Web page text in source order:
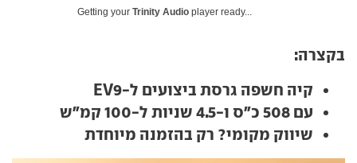
Getting your Trinity Audio player ready...
בקצרה:
קיה חשפה גרסת ביצועים ל-EV9
עם 508 כ"ס ו-4.5 שניות ל-100 קמ"ש
שיווק מקומי? רק בהזמנה מיוחדת